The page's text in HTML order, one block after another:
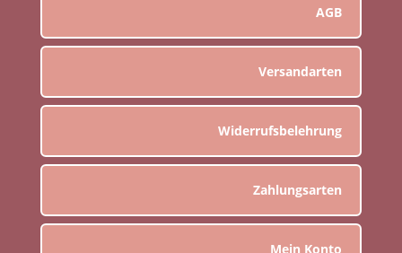
AGB
Versandarten
Widerrufsbelehrung
Zahlungsarten
Mein Konto